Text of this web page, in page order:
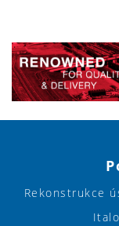
Rekonstrukce